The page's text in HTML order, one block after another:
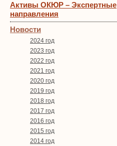
Активы ОКЮР – Экспертные
направления
Новости
2024 год
2023 год
2022 год
2021 год
2020 год
2019 год
2018 год
2017 год
2016 год
2015 год
2014 год